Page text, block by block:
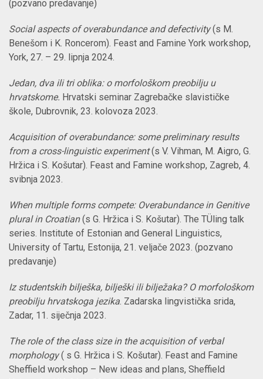
(pozvano predavanje)
Social aspects of overabundance and defectivity(s M.
Benešom i K. Roncerom). Feast and Famine York workshop,
York, 27. – 29. lipnja 2024.
Jedan, dva ili tri oblika: o morfološkom preobilju u
hrvatskome. Hrvatski seminar Zagrebačke slavističke
škole, Dubrovnik, 23. kolovoza 2023.
Acquisition of overabundance: some preliminary results
from a cross-linguistic experiment(s V. Vihman, M. Aigro, G.
Hržica i S. Košutar). Feast and Famine workshop, Zagreb, 4.
svibnja 2023.
When multiple forms compete: Overabundance in Genitive
plural in Croatian(s G. Hržica i S. Košutar). The TÜling talk
series. Institute of Estonian and General Linguistics,
University of Tartu, Estonija, 21. veljače 2023. (pozvano
predavanje)
Iz studentskih bilješka, bilješki ili bilježaka? O morfološkom
preobilju hrvatskoga jezika. Zadarska lingvistička srida,
Zadar, 11. siječnja 2023.
The role of the class size in the acquisition of verbal
morphology( s G. Hržica i S. Košutar). Feast and Famine
Sheffield workshop – New ideas and plans, Sheffield